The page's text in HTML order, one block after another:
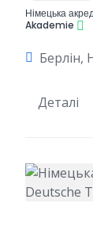
Німецька
Akademie
Берлін,
Деталі